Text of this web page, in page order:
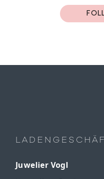
Juwelier Vogl